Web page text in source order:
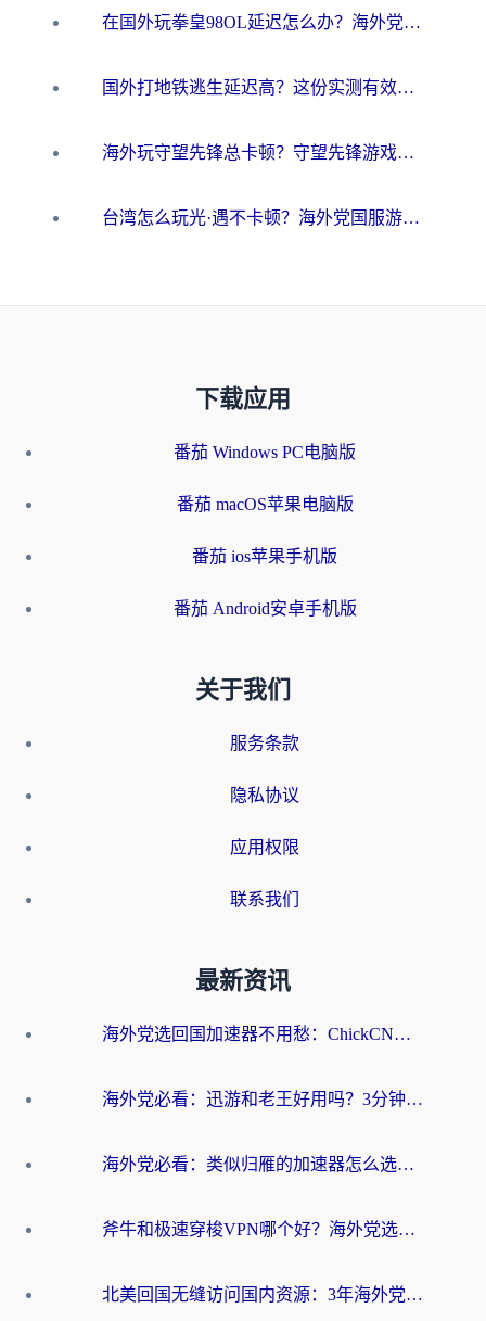
在国外玩拳皇98OL延迟怎么办？海外党亲测有效的低延迟指南
国外打地铁逃生延迟高？这份实测有效的低延迟指南帮你吃鸡
海外玩守望先锋总卡顿？守望先锋游戏加速器在哪里买&避坑指南（附欧洲非洲游戏实测）
台湾怎么玩光·遇不卡顿？海外党国服游戏加速终极攻略（附实测体验）
下载应用
番茄 Windows PC电脑版
番茄 macOS苹果电脑版
番茄 ios苹果手机版
番茄 Android安卓手机版
关于我们
服务条款
隐私协议
应用权限
联系我们
最新资讯
海外党选回国加速器不用愁：ChickCN和洞见哪个好？一篇搞定所有疑问
海外党必看：迅游和老王好用吗？3分钟选对加速国内网络的加速器
海外党必看：类似归雁的加速器怎么选？一篇搞定无缝访问国内资源
斧牛和极速穿梭VPN哪个好？海外党选回国加速器必看的真实对比与避坑指南
北美回国无缝访问国内资源：3年海外党亲测的加速器选择指南